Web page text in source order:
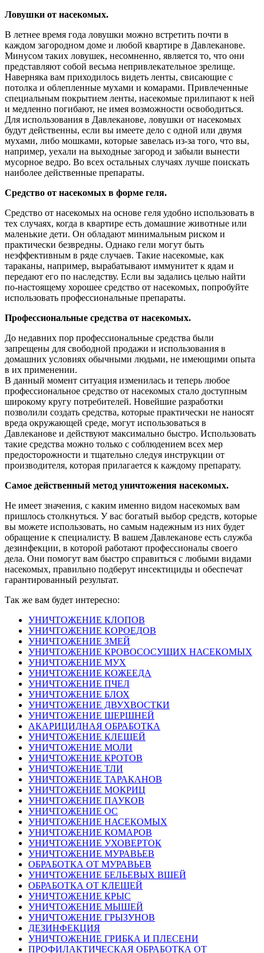
Ловушки от насекомых.
В летнее время года ловушки можно встретить почти в
каждом загородном доме и любой квартире в Давлеканове.
Минусом таких ловушек, несомненно, является то, что они
представляют собой весьма непривлекательное зрелище.
Наверняка вам приходилось видеть ленты, свисающие с
потолка и облепленные мухами и комарами. Привлеченные
специальным покрытием ленты, насекомые прилипают к ней
и медленно погибают, не имея возможности освободиться.
Для использования в Давлеканове, ловушки от насекомых
будут действенны, если вы имеете дело с одной или двумя
мухами, либо мошками, которые завелась из-за того, что вы,
например, уехали на выходные загород и забыли вынести
мусорное ведро. Во всех остальных случаях лучше поискать
наиболее действенные препараты.
Средство от насекомых в форме геля.
Средство от насекомых на основе геля удобно использовать в
тех случаях, когда в квартире есть домашние животные или
маленькие дети. Он обладают минимальным риском и
практически безвредны. Однако гели могут быть
неэффективным в ряде случаев. Такие насекомые, как
тараканы, например, вырабатывают иммунитет к ядам и
передают его по наследству. Если вы задались целью найти
по-настоящему хорошее средство от насекомых, попробуйте
использовать профессиональные препараты.
Профессиональные средства от насекомых.
До недавних пор профессиональные средства были
запрещены для свободной продажи и использования в
домашних условиях обычными людьми, не имеющими опыта
в их применении.
В данный момент ситуация изменилась и теперь любое
профессиональное средство от насекомых стало доступным
широкому кругу потребителей. Новейшие разработки
позволили создать средства, которые практически не наносят
вреда окружающей среде, могут использоваться в
Давлеканове и действуют максимально быстро. Использовать
такие средства можно только с соблюдением всех мер
предосторожности и тщательно следуя инструкции от
производителя, которая прилагается к каждому препарату.
Самое действенный метод уничтожения насекомых.
Не имеет значения, с каким именно видом насекомых вам
пришлось столкнуться. У вас богатый выбор средств, которые
вы можете использовать, но самым надежным из них будет
обращение к специалисту. В вашем Давлеканове есть служба
дезинфекции, в которой работают профессионалы своего
дела. Они помогут вам быстро справиться с любыми видами
насекомых, правильно подберут инсектициды и обеспечат
гарантированный результат.
Так же вам будет интересно:
УНИЧТОЖЕНИЕ КЛОПОВ
УНИЧТОЖЕНИЕ КОРОЕДОВ
УНИЧТОЖЕНИЕ ЗМЕЙ
УНИЧТОЖЕНИЕ КРОВОСОСУЩИХ НАСЕКОМЫХ
УНИЧТОЖЕНИЕ МУХ
УНИЧТОЖЕНИЕ КОЖЕЕДА
УНИЧТОЖЕНИЕ ПЧЕЛ
УНИЧТОЖЕНИЕ БЛОХ
УНИЧТОЖЕНИЕ ДВУХВОСТКИ
УНИЧТОЖЕНИЕ ШЕРШНЕЙ
АКАРИЦИДНАЯ ОБРАБОТКА
УНИЧТОЖЕНИЕ КЛЕЩЕЙ
УНИЧТОЖЕНИЕ МОЛИ
УНИЧТОЖЕНИЕ КРОТОВ
УНИЧТОЖЕНИЕ ТЛИ
УНИЧТОЖЕНИЕ ТАРАКАНОВ
УНИЧТОЖЕНИЕ МОКРИЦ
УНИЧТОЖЕНИЕ ПАУКОВ
УНИЧТОЖЕНИЕ ОС
УНИЧТОЖЕНИЕ НАСЕКОМЫХ
УНИЧТОЖЕНИЕ КОМАРОВ
УНИЧТОЖЕНИЕ УХОВЕРТОК
УНИЧТОЖЕНИЕ МУРАВЬЕВ
ОБРАБОТКА ОТ МУРАВЬЕВ
УНИЧТОЖЕНИЕ БЕЛЬЕВЫХ ВШЕЙ
ОБРАБОТКА ОТ КЛЕЩЕЙ
УНИЧТОЖЕНИЕ КРЫС
УНИЧТОЖЕНИЕ МЫШЕЙ
УНИЧТОЖЕНИЕ ГРЫЗУНОВ
ДЕЗИНФЕКЦИЯ
УНИЧТОЖЕНИЕ ГРИБКА И ПЛЕСЕНИ
ПРОФИЛАКТИЧЕСКАЯ ОБРАБОТКА ОТ